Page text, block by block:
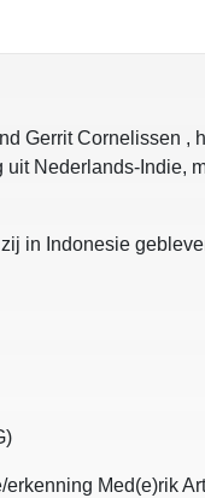
Gerrit Cornelissen
Nederlands-Indie,
in Indonesie
Med(e)rik